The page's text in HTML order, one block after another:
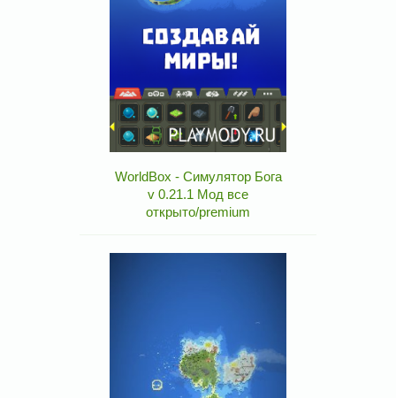
WorldBox - Симулятор Бога
v 0.21.1 Мод все
открыто/premium